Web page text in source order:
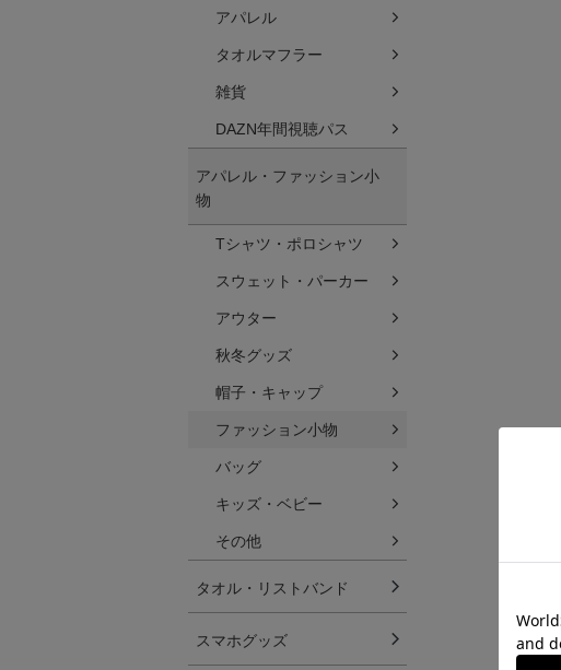
アパレル
タオルマフラー
雑貨
DAZN年間視聴パス
アパレル・ファッション小
物
Tシャツ・ポロシャツ
スウェット・パーカー
アウター
秋冬グッズ
帽子・キャップ
ファッション小物
バッグ
キッズ・ベビー
その他
タオル・リストバンド
スマホグッズ